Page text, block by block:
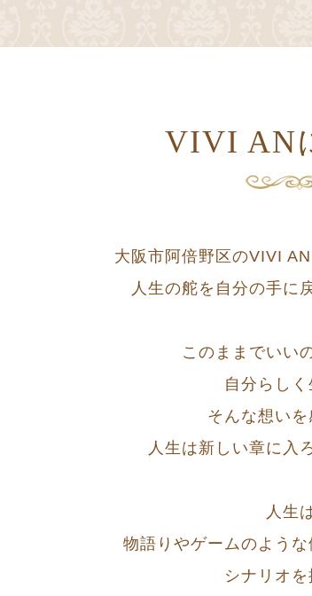
VIVI AN
大阪市阿倍野区のVIVI
人生の舵を自分の手に
このままでいい
自分らし
そんな想いを
人生は新しい章に入
人生
物語りやゲームのような
シナリオを